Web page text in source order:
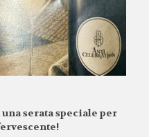
serata speciale per